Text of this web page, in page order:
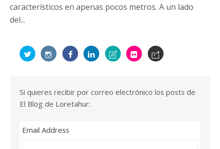
característicos en apenas pocos metros. A un lado
del...
Si quieres recibir por correo electrónico los posts de
El Blog de Loretahur:
Email Address